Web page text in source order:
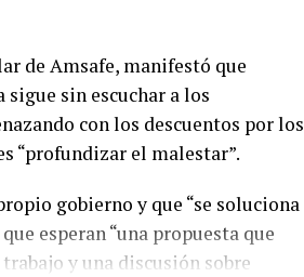
de Amsafe, manifestó que
sin escuchar a los
con los descuentos por los
“profundizar el malestar”.
gobierno y que “se soluciona
esperan “una propuesta que
y una discusión sobre